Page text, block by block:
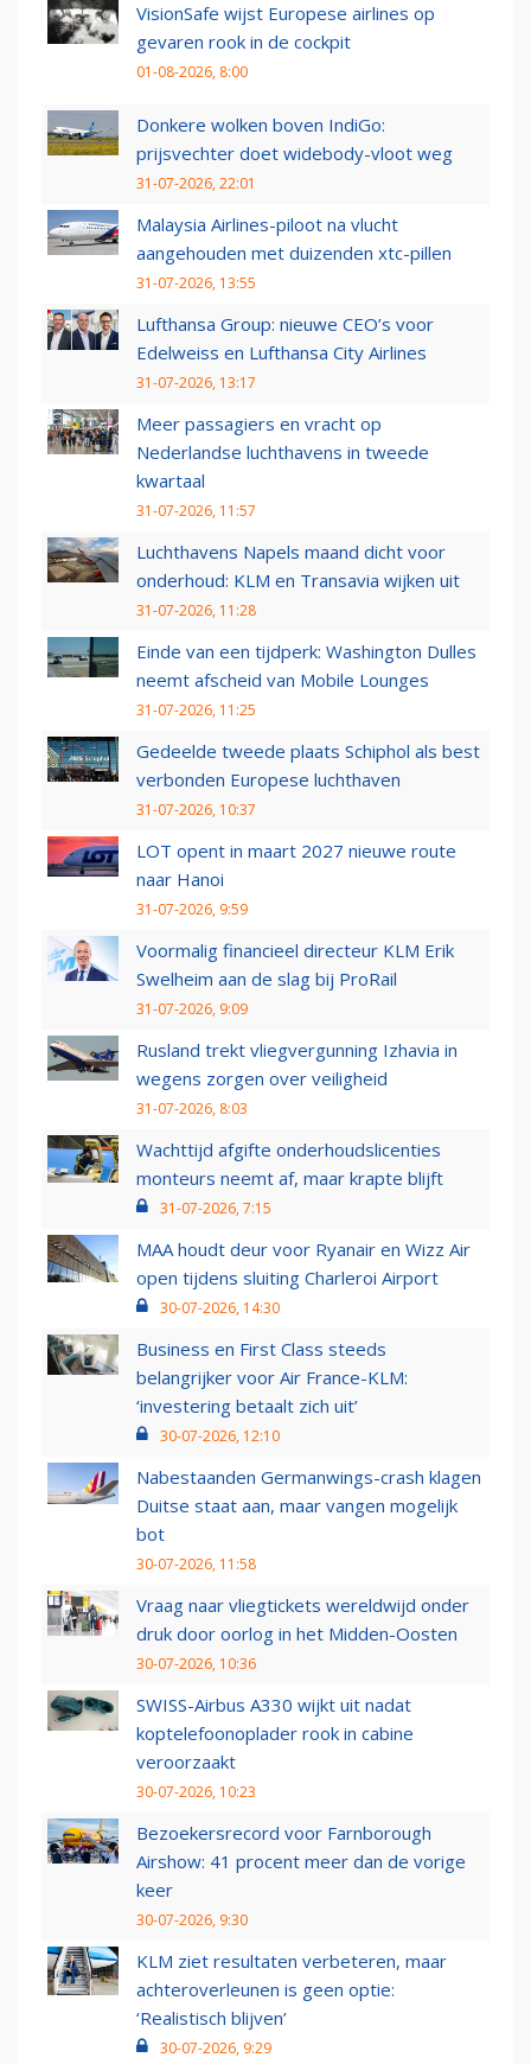
VisionSafe wijst Europese airlines op
gevaren rook in de cockpit
01-08-2026, 8:00
Donkere wolken boven IndiGo:
prijsvechter doet widebody-vloot weg
31-07-2026, 22:01
Malaysia Airlines-piloot na vlucht
aangehouden met duizenden xtc-pillen
31-07-2026, 13:55
Lufthansa Group: nieuwe CEO’s voor
Edelweiss en Lufthansa City Airlines
31-07-2026, 13:17
Meer passagiers en vracht op
Nederlandse luchthavens in tweede
kwartaal
31-07-2026, 11:57
Luchthavens Napels maand dicht voor
onderhoud: KLM en Transavia wijken uit
31-07-2026, 11:28
Einde van een tijdperk: Washington Dulles
neemt afscheid van Mobile Lounges
31-07-2026, 11:25
Gedeelde tweede plaats Schiphol als best
verbonden Europese luchthaven
31-07-2026, 10:37
LOT opent in maart 2027 nieuwe route
naar Hanoi
31-07-2026, 9:59
Voormalig financieel directeur KLM Erik
Swelheim aan de slag bij ProRail
31-07-2026, 9:09
Rusland trekt vliegvergunning Izhavia in
wegens zorgen over veiligheid
31-07-2026, 8:03
Wachttijd afgifte onderhoudslicenties
monteurs neemt af, maar krapte blijft
31-07-2026, 7:15
MAA houdt deur voor Ryanair en Wizz Air
open tijdens sluiting Charleroi Airport
30-07-2026, 14:30
Business en First Class steeds
belangrijker voor Air France-KLM:
‘investering betaalt zich uit’
30-07-2026, 12:10
Nabestaanden Germanwings-crash klagen
Duitse staat aan, maar vangen mogelijk
bot
30-07-2026, 11:58
Vraag naar vliegtickets wereldwijd onder
druk door oorlog in het Midden-Oosten
30-07-2026, 10:36
SWISS-Airbus A330 wijkt uit nadat
koptelefoonoplader rook in cabine
veroorzaakt
30-07-2026, 10:23
Bezoekersrecord voor Farnborough
Airshow: 41 procent meer dan de vorige
keer
30-07-2026, 9:30
KLM ziet resultaten verbeteren, maar
achteroverleunen is geen optie:
‘Realistisch blijven’
30-07-2026, 9:29